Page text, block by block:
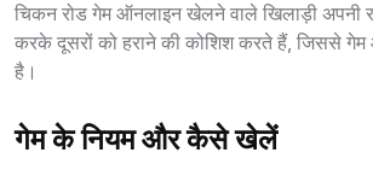
चिकन रोड गेम ऑनलाइन खेलने वाले खिलाड़ी अपनी
करके दूसरों को हराने की कोशिश करते हैं, जिससे गेम
है।
गेम के नियम और कैसे खेलें